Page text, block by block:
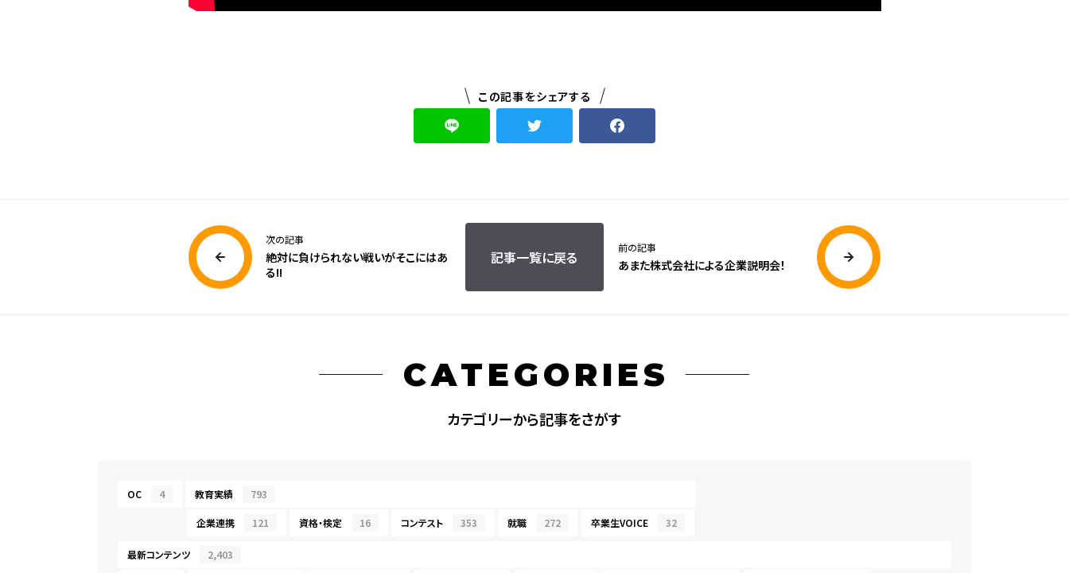
この記事をシェアする
次の記事
絶対に負けられない戦いがそこにはあ
る!!
記事一覧に戻る
前の記事
あまた株式会社による企業説明会！
CATEGORIES
カテゴリーから記事をさがす
OC 4 教育実績 793
企業連携 121 資格・検定 16 コンテスト 353 就職 272 卒業生VOICE 32
最新コンテンツ 2,403